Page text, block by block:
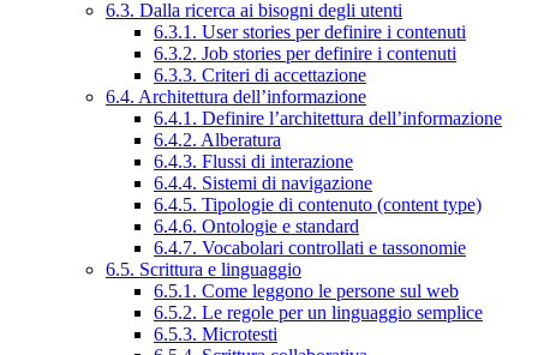
6.3. Dalla ricerca ai bisogni degli utenti
6.3.1. User stories per definire i contenuti
6.3.2. Job stories per definire i contenuti
6.3.3. Criteri di accettazione
6.4. Architettura dell’informazione
6.4.1. Definire l’architettura dell’informazione
6.4.2. Alberatura
6.4.3. Flussi di interazione
6.4.4. Sistemi di navigazione
6.4.5. Tipologie di contenuto (content type)
6.4.6. Ontologie e standard
6.4.7. Vocabolari controllati e tassonomie
6.5. Scrittura e linguaggio
6.5.1. Come leggono le persone sul web
6.5.2. Le regole per un linguaggio semplice
6.5.3. Microtesti